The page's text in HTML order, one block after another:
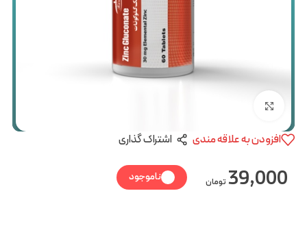
افزودن به علاقه مندی اشتراک گذاری
39,000 تومان ناموجود